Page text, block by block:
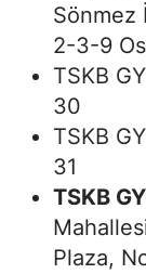
Sönmez
2-3-9
TSKB
30
TSKB
31
TSKB
Plaza,